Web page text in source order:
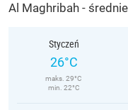
Al Maghribah -
Styczeń
26°C
maks. 29°C
min. 22°C